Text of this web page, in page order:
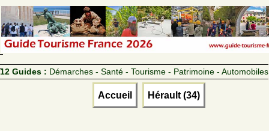
12 Guides : Démarches - Santé - Tourisme - Patrimoine - Automobiles
Accueil Hérault (34)